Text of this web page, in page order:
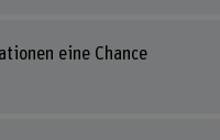
eine Chance